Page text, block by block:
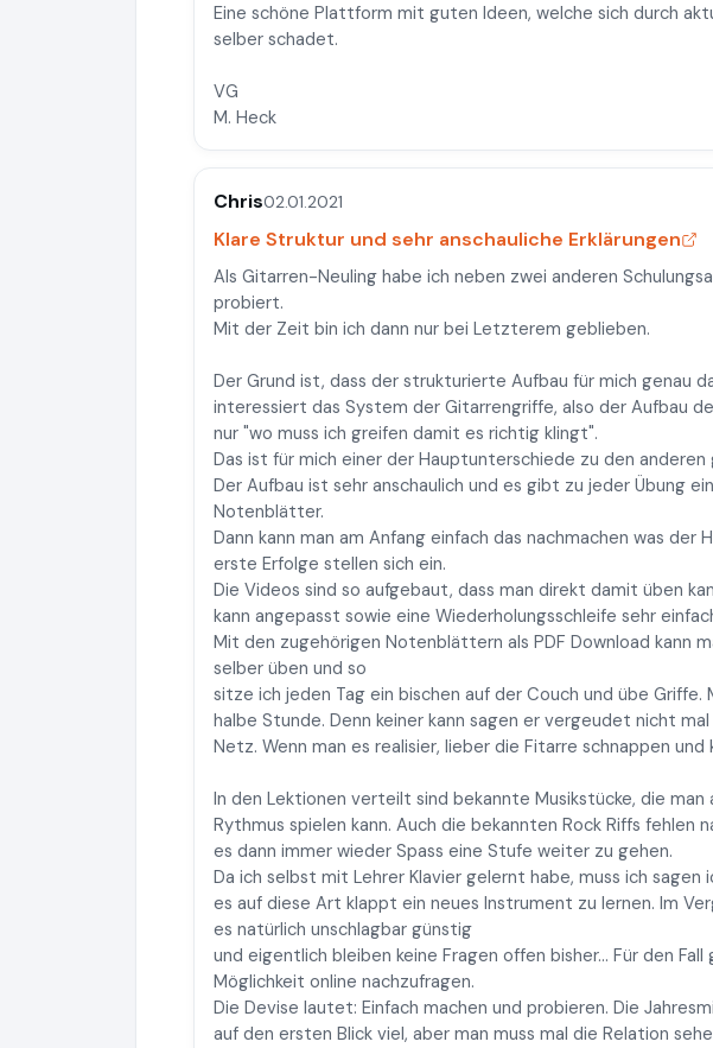
Eine schöne Plattform mit guten Ideen, welche sich durch
selber schadet.
VG
M. Heck
Chris02.01.2021
Klare Struktur und sehr anschauliche Erklärungen
Als Gitarren-Neuling habe ich neben zwei anderen
probiert.
Mit der Zeit bin ich dann nur bei Letzterem geblieben.
Der Grund ist, dass der strukturierte Aufbau für mich genau
interessiert das System der Gitarrengriffe, also der Aufbau
nur "wo muss ich greifen damit es richtig klingt".
Das ist für mich einer der Hauptunterschiede zu den
Der Aufbau ist sehr anschaulich und es gibt zu jeder Übung
Notenblätter.
Dann kann man am Anfang einfach das nachmachen was der
erste Erfolge stellen sich ein.
Die Videos sind so aufgebaut, dass man direkt damit üben
kann angepasst sowie eine Wiederholungsschleife sehr
Mit den zugehörigen Notenblättern als PDF Download kann
selber üben und so
sitze ich jeden Tag ein bischen auf der Couch und übe Griffe.
halbe Stunde. Denn keiner kann sagen er vergeudet nicht
Netz. Wenn man es realisier, lieber die Fitarre schnappen und
In den Lektionen verteilt sind bekannte Musikstücke, die man
Rythmus spielen kann. Auch die bekannten Rock Riffs fehlen
es dann immer wieder Spass eine Stufe weiter zu gehen.
Da ich selbst mit Lehrer Klavier gelernt habe, muss ich sagen
es auf diese Art klappt ein neues Instrument zu lernen. Im
es natürlich unschlagbar günstig
und eigentlich bleiben keine Fragen offen bisher... Für den
Möglichkeit online nachzufragen.
Die Devise lautet: Einfach machen und probieren. Die
auf den ersten Blick viel, aber man muss mal die Relation